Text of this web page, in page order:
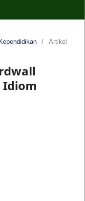
/ Artikel
Idiom